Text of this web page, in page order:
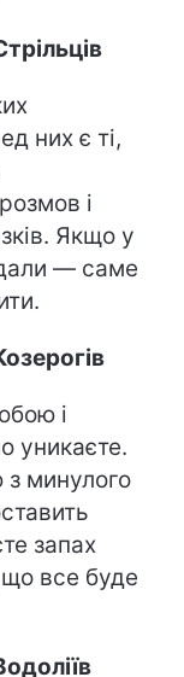
них є ті,
і
Якщо у
— саме
і
уникаєте.
з минулого
запах
що все буде